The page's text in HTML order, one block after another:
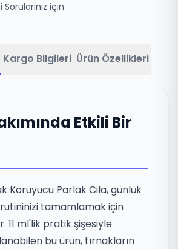
Sorularınız için
Kargo Bilgileri Ürün Özellikleri
Etkili Bir
Koruyucu Parlak Cila, günlük
tamamlamak için
11 ml'lik pratik şişesiyle
bu ürün, tırnakların